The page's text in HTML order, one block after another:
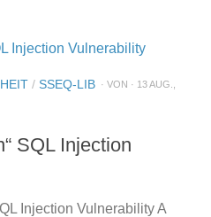
/ SSEQ-LIB · VON · 13 AUG.,
SQL Injection
Injection Vulnerability A